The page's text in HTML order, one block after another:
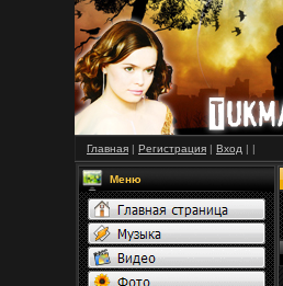
Главная | Регистрация | Вход | |
Меню